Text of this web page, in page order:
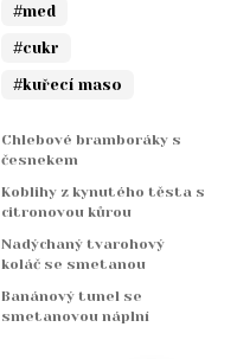
#med
#cukr
#kuřecí maso
Chlebové bramboráky s
česnekem
Koblihy z kynutého těsta s
citronovou kůrou
Nadýchaný tvarohový
koláč se smetanou
Banánový tunel se
smetanovou náplní